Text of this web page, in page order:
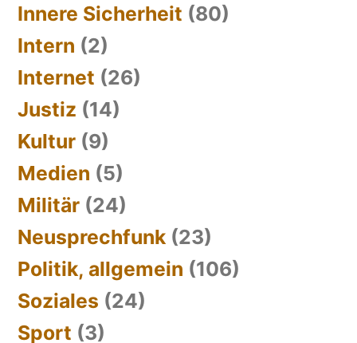
Innere Sicherheit (80)
Intern (2)
Internet (26)
Justiz (14)
Kultur (9)
Medien (5)
Militär (24)
Neusprechfunk (23)
Politik, allgemein (106)
Soziales (24)
Sport (3)